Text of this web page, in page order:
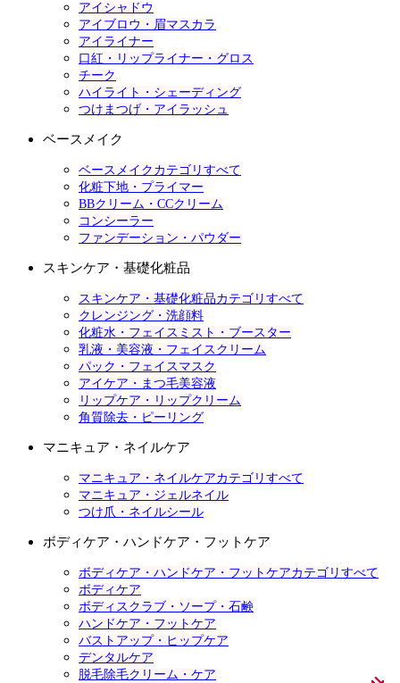
アイシャドウ
アイブロウ・眉マスカラ
アイライナー
口紅・リップライナー・グロス
チーク
ハイライト・シェーディング
つけまつげ・アイラッシュ
ベースメイク
ベースメイクカテゴリすべて
化粧下地・プライマー
BBクリーム・CCクリーム
コンシーラー
ファンデーション・パウダー
スキンケア・基礎化粧品
スキンケア・基礎化粧品カテゴリすべて
クレンジング・洗顔料
化粧水・フェイスミスト・ブースター
乳液・美容液・フェイスクリーム
パック・フェイスマスク
アイケア・まつ毛美容液
リップケア・リップクリーム
角質除去・ピーリング
マニキュア・ネイルケア
マニキュア・ネイルケアカテゴリすべて
マニキュア・ジェルネイル
つけ爪・ネイルシール
ボディケア・ハンドケア・フットケア
ボディケア・ハンドケア・フットケアカテゴリすべて
ボディケア
ボディスクラブ・ソープ・石鹸
ハンドケア・フットケア
バストアップ・ヒップケア
デンタルケア
脱毛除毛クリーム・ケア